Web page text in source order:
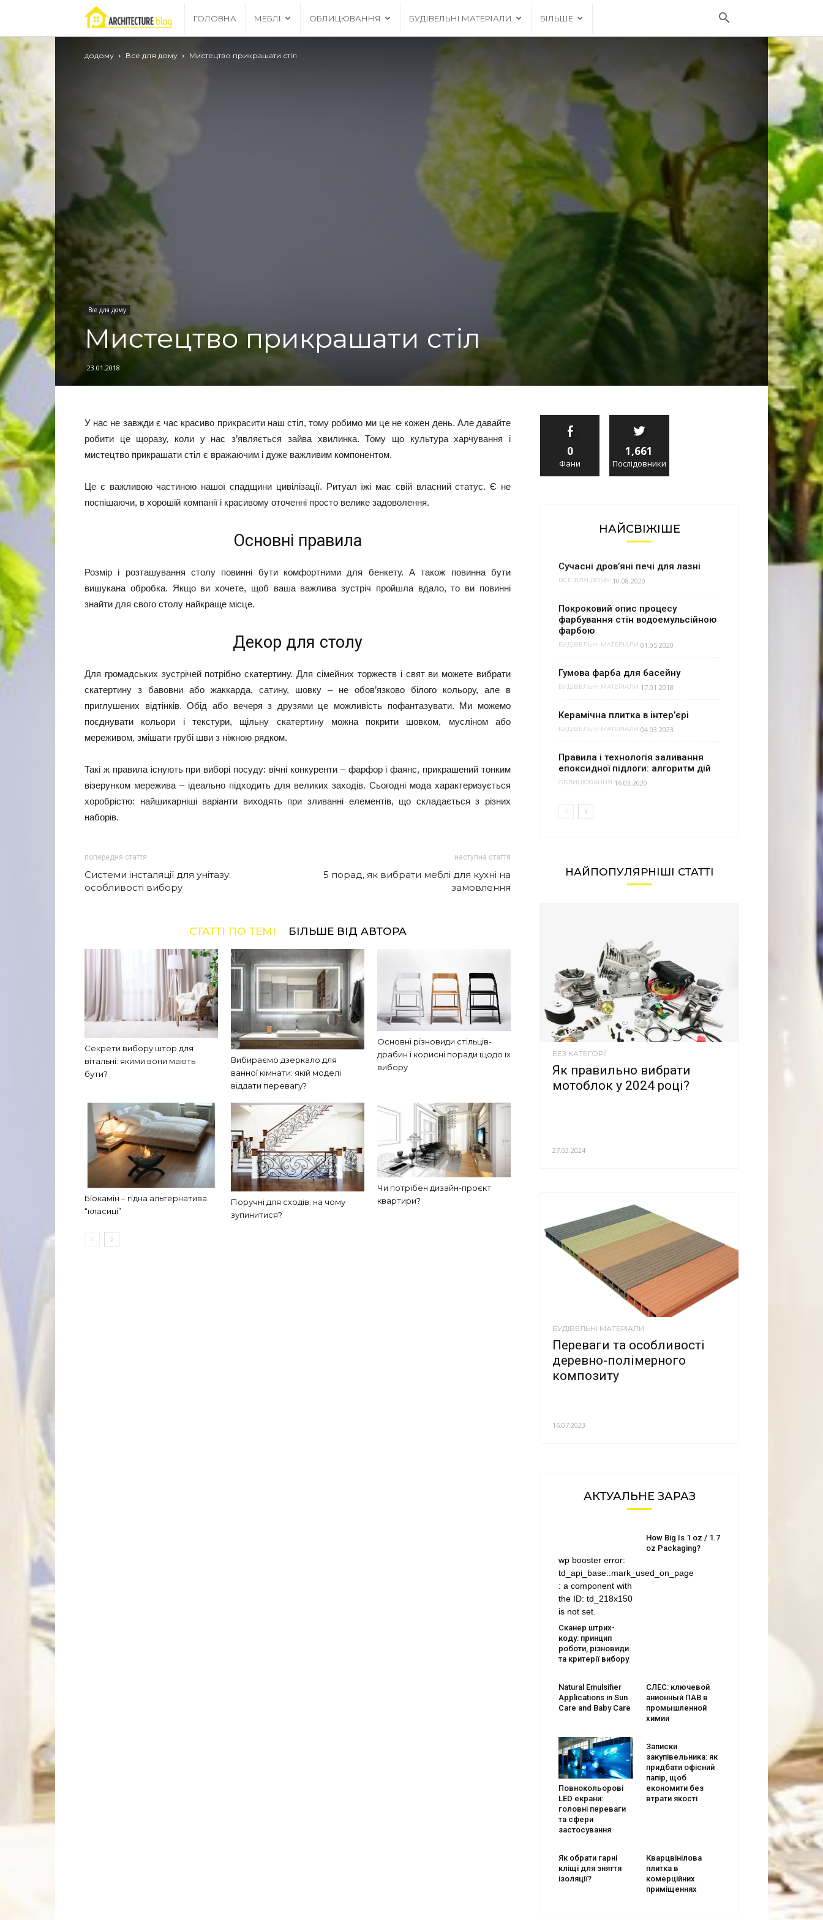
Archgrid
–
ГОЛОВНА МЕБЛІ ОБЛИЦЮВАННЯ БУДІВЕЛЬНІ МАТЕРІАЛИ БІЛЬШЕ
додому Все для дому Мистецтво прикрашати стіл
Все для дому
Мистецтво прикрашати стіл
23.01.2018
У нас не завжди є час красиво прикрасити наш стіл, тому робимо ми це не кожен день. Але давайте
робити це щоразу, коли у нас з’являється зайва хвилинка. Тому що культура харчування і
мистецтво прикрашати стіл є вражаючим і дуже важливим компонентом.
Це є важливою частиною нашої спадщини цивілізації. Ритуал їжі має свій власний статус. Є не
поспішаючи, в хорошій компанії і красивому оточенні просто велике задоволення.
Основні правила
Розмір і розташування столу повинні бути комфортними для бенкету. А також повинна бути
вишукана обробка. Якщо ви хочете, щоб ваша важлива зустріч пройшла вдало, то ви повинні
знайти для свого столу найкраще місце.
Декор для столу
Для громадських зустрічей потрібно скатертину. Для сімейних торжеств і свят ви можете вибрати
скатертину з бавовни або жаккарда, сатину, шовку – не обов’язково білого кольору, але в
приглушених відтінків. Обід або вечеря з друзями це можливість пофантазувати. Ми можемо
поєднувати кольори і текстури, щільну скатертину можна покрити шовком, мусліном або
мереживом, змішати грубі шви з ніжною рядком.
Такі ж правила існують при виборі посуду: вічні конкуренти – фарфор і фаянс, прикрашений тонким
візерунком мережива – ідеально підходить для великих заходів. Сьогодні мода характеризується
хоробрістю: найшикарніші варіанти виходять при зливанні елементів, що складається з різних
наборів.
попередня стаття
Системи інсталяції для унітазу:
особливості вибору
наступна стаття
5 порад, як вибрати меблі для кухні на
замовлення
СТАТТІ ПО ТЕМІ БІЛЬШЕ ВІД АВТОРА
Секрети вибору штор для
вітальні: якими вони мають
бути?
Вибираємо дзеркало для
ванної кімнати: якій моделі
віддати перевагу?
Основні різновиди стільців-
драбин і корисні поради щодо їх
вибору
Біокамін – гідна альтернатива
“класиці”
Поручні для сходів: на чому
зупинитися?
Чи потрібен дизайн-проєкт
квартири?
0
Фани
1,661
Послідовники
НАЙСВІЖІШЕ
Сучасні дров’яні печі для лазні
ВСЕ ДЛЯ ДОМУ 10.08.2020
Покроковий опис процесу
фарбування стін водоемульсійною
фарбою
БУДІВЕЛЬНІ МАТЕРІАЛИ 01.05.2020
Гумова фарба для басейну
БУДІВЕЛЬНІ МАТЕРІАЛИ 17.01.2018
Керамічна плитка в інтер’єрі
БУДІВЕЛЬНІ МАТЕРІАЛИ 04.03.2023
Правила і технологія заливання
епоксидної підлоги: алгоритм дій
ОБЛИЦЮВАННЯ 16.03.2020
НАЙПОПУЛЯРНІШІ СТАТТІ
БЕЗ КАТЕГОРІЇ
Як правильно вибрати
мотоблок у 2024 році?
27.03.2024
БУДІВЕЛЬНІ МАТЕРІАЛИ
Переваги та особливості
деревно-полімерного
композиту
16.07.2023
АКТУАЛЬНЕ ЗАРАЗ
wp booster error:
td_api_base::mark_used_on_page
: a component with
the ID: td_218x150
is not set.
Сканер штрих-
коду: принцип
роботи, різновиди
та критерії вибору
How Big Is 1 oz / 1.7
oz Packaging?
Natural Emulsifier
Applications in Sun
Care and Baby Care
СЛЕС: ключевой
анионный ПАВ в
промышленной
химии
Повнокольорові
LED екрани:
головні переваги
та сфери
застосування
Записки
закупівельника: як
придбати офісний
папір, щоб
економити без
втрати якості
Як обрати гарні
кліщі для зняття
ізоляції?
Кварцвінілова
плитка в
комерційних
приміщеннях